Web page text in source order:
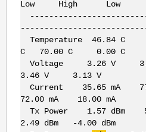
Low High Low
Temperature 46.84 C
C 70.00 C 0.00 C
Voltage 3.26 V
3.46 V 3.13 V
Current 35.65 mA
72.00 mA 18.00 mA
Tx Power 1.57 dBm
2.49 dBm -4.00 dBm